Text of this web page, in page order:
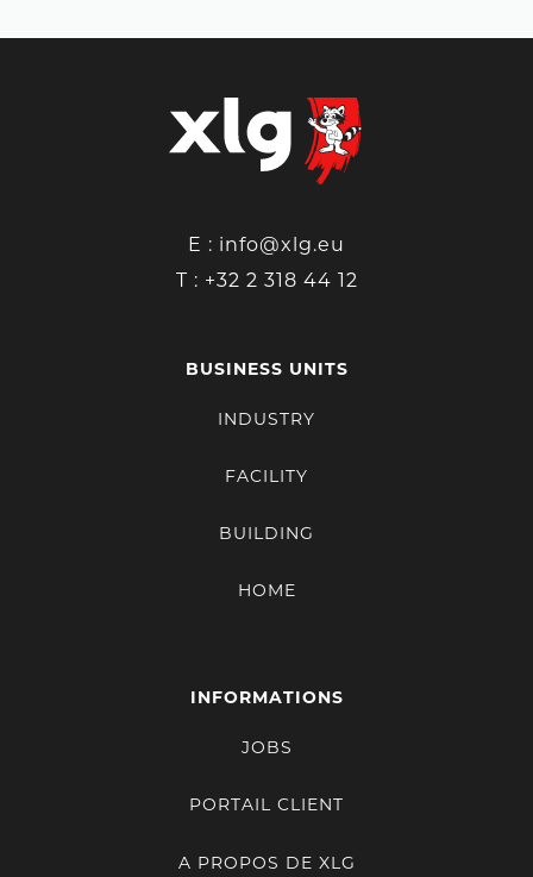
E : info@xlg.eu
T : +32 2 318 44 12
BUSINESS UNITS
INDUSTRY
FACILITY
BUILDING
HOME
INFORMATIONS
JOBS
PORTAIL CLIENT
A PROPOS DE XLG